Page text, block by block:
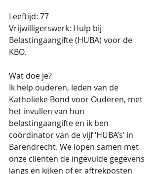
Leeftijd: 77
Vrijwilligerswerk: Hulp bij
Belastingaangifte (HUBA) voor de
KBO.
Wat doe je?
Ik help ouderen, leden van de
Katholieke Bond voor Ouderen, met
het invullen van hun
belastingaangifte en ik ben
coördinator van de vijf ‘HUBA’s’ in
Barendrecht. We lopen samen met
onze cliënten de ingevulde gegevens
langs en kijken of er aftrekposten